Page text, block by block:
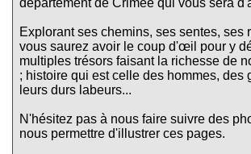
Explorant ses chemins, ses sentes, ses
vous saurez avoir le coup d'œil pour y
multiples trésors faisant la richesse de
; histoire qui est celle des hommes, des
leurs durs labeurs...
N'hésitez pas à nous faire suivre des
nous permettre d'illustrer ces pages.